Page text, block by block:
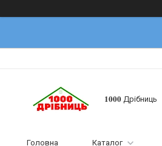
𝟏𝟎𝟎𝟎 Дрібниць
Головна Каталог